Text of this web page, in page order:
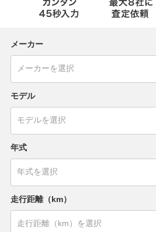
メーカー
モデル
年式
走行距離（km）